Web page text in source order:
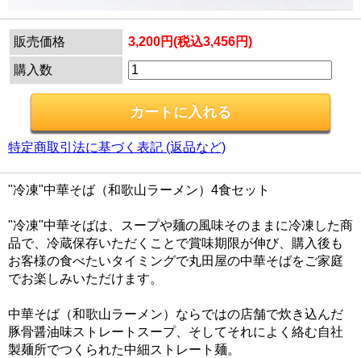
販売価格 3,200円(税込3,456円)
購入数
特定商取引法に基づく表記 (返品など)
"冷凍"中華そば（和歌山ラーメン）4食セット
"冷凍"中華そばは、スープや麺の風味そのままに冷凍した商
品で、冷蔵保存いただくことで賞味期限が伸び、購入後も
お客様の食べたいタイミングで丸田屋の中華そばをご家庭
でお楽しみいただけます。
中華そば（和歌山ラーメン）ならではの店舗で炊き込んだ
豚骨醤油味ストレートスープ、そしてそれによく絡む自社
製麺所でつくられた中細ストレート麺。